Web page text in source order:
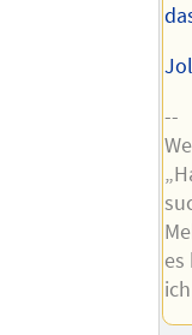
--
es